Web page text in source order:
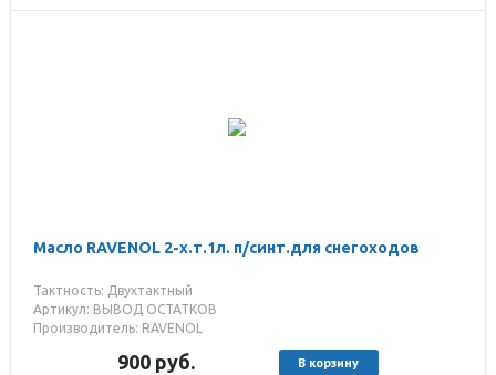
Масло RAVENOL 2-х.т.1л. п/синт.для снегоходов
Тактность: Двухтактный
Артикул: ВЫВОД ОСТАТКОВ
Производитель: RAVENOL
900 руб. В корзину